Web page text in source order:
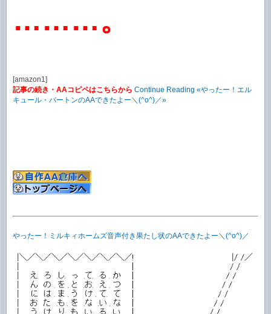
………。
[amazon1]
記事の続き・AAコピペはこちらから Continue Reading «やったー！エル
キュール・バートンのAAできたよー＼(^o^)／»
やったー！ミルキィホームズ音声付き果たし状のAAできたよー＼(^o^)／